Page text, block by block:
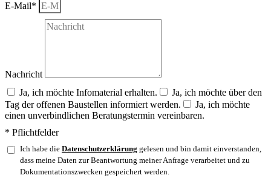
E-Mail*
Nachricht
Ja, ich möchte Infomaterial erhalten.
Ja, ich möchte über den
Tag der offenen Baustellen informiert werden.
Ja, ich möchte
einen unverbindlichen Beratungstermin vereinbaren.
* Pflichtfelder
Ich habe die Datenschutzerklärung gelesen und bin damit einverstanden,
dass meine Daten zur Beantwortung meiner Anfrage verarbeitet und zu
Dokumentationszwecken gespeichert werden.